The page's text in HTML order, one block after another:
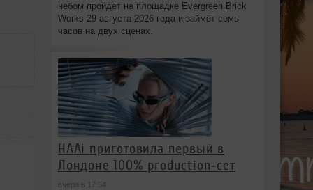
небом пройдёт на площадке Evergreen Brick
Works 29 августа 2026 года и займёт семь
часов на двух сценах.
HAAi приготовила первый в
Лондоне 100% production‑сет
вчера в 17:54